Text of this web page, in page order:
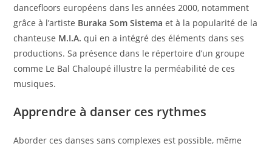
dancefloors européens dans les années 2000, notamment
grâce à l’artiste Buraka Som Sistema et à la popularité de la
chanteuse M.I.A. qui en a intégré des éléments dans ses
productions. Sa présence dans le répertoire d’un groupe
comme Le Bal Chaloupé illustre la perméabilité de ces
musiques.
Apprendre à danser ces rythmes
Aborder ces danses sans complexes est possible, même